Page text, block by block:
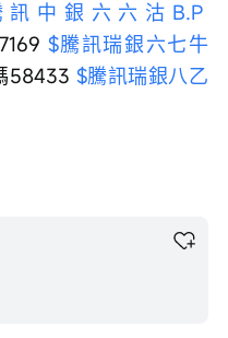
訊中銀六六沽B.P
$騰訊瑞銀六七牛
58433 $騰訊瑞銀八乙